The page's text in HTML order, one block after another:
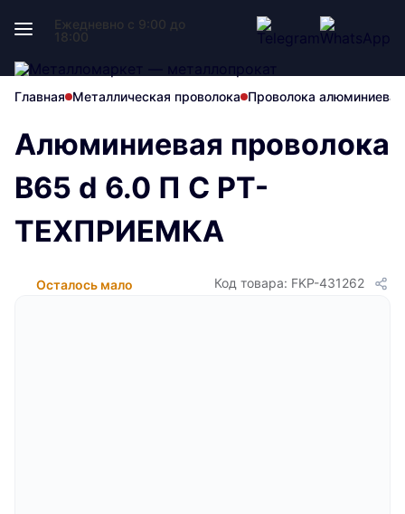
Ежедневно с 9:00 до
18:00
Главная Металлическая проволока Проволока алюминиевая
Алюминиевая проволока
В65 d 6.0 П С РТ-
ТЕХПРИЕМКА
Осталось мало Код товара: FKP-431262